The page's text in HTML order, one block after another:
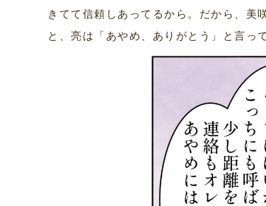
きてて信頼しあってるから。だから、美
と、亮は「あやめ、ありがとう」と言っ